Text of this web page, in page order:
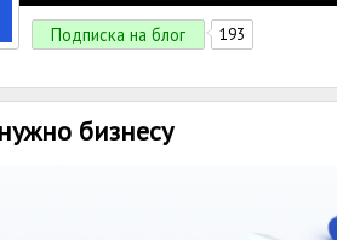
Подписка на блог 193
бизнесу